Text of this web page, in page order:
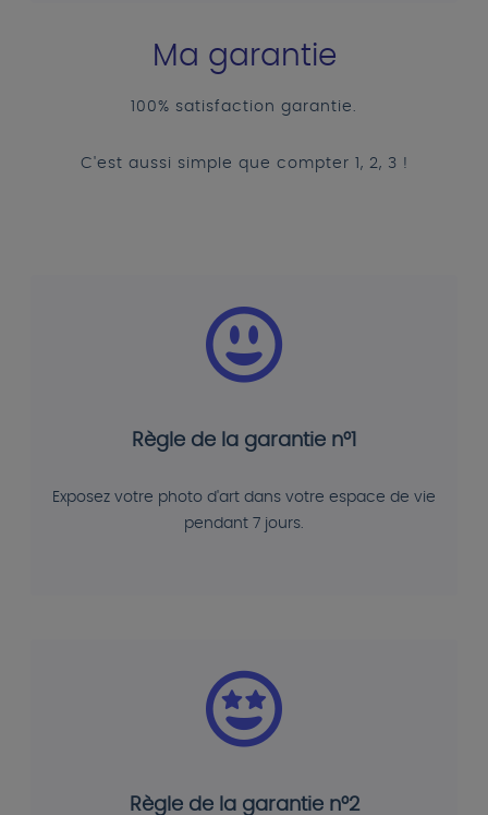
Ma garantie
100% satisfaction garantie.
C'est aussi simple que compter 1, 2, 3 !
Règle de la garantie n°1
Exposez votre photo d'art dans votre espace de vie
pendant 7 jours.
Règle de la garantie n°2